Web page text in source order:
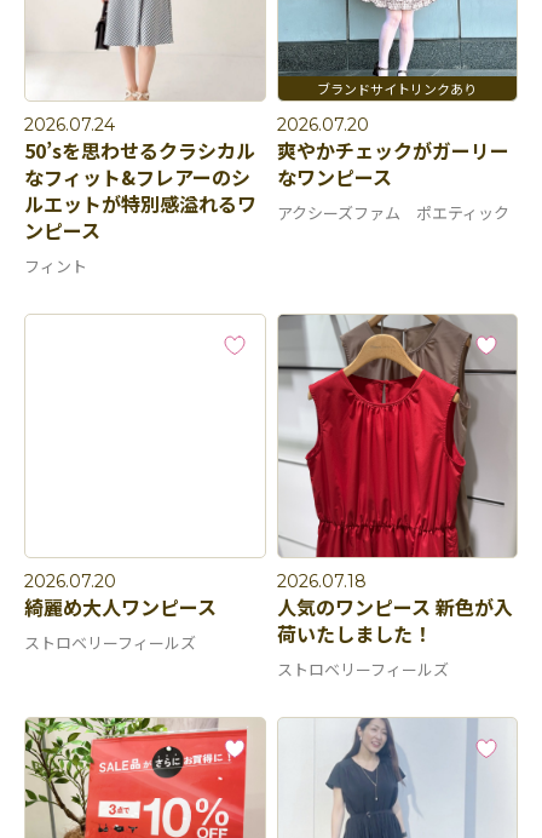
2026.07.24
50’sを思わせるクラシカル
なフィット&フレアーのシ
ルエットが特別感溢れるワ
ンピース
フィント
2026.07.20
爽やかチェックがガーリー
なワンピース
アクシーズファム ポエティック
2026.07.20
綺麗め大人ワンピース
ストロベリーフィールズ
2026.07.18
人気のワンピース 新色が入
荷いたしました！
ストロベリーフィールズ